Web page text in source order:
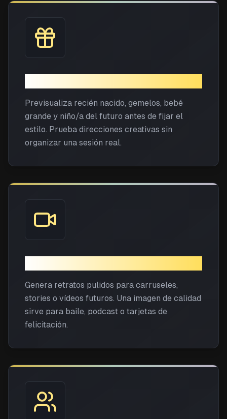
Previsualiza recién nacido, gemelos, bebé
grande y niño/a del futuro antes de fijar el
estilo. Prueba direcciones creativas sin
organizar una sesión real.
Genera retratos pulidos para carruseles,
stories o vídeos futuros. Una imagen de calidad
sirve para baile, podcast o tarjetas de
felicitación.